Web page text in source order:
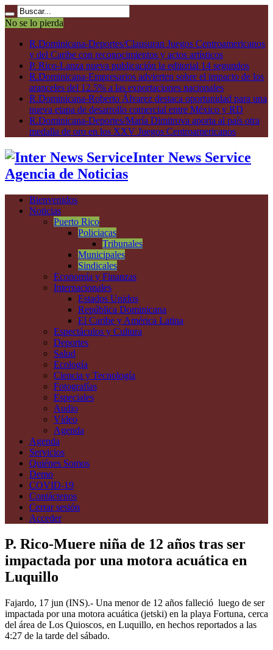
No se lo pierda
R.Dominicana-Deportes/Clausuran Juegos Centroamericanos
y del Caribe con reconocimientos y actos artísticos
P. Rico-Lanza nueva publicación la editorial 14 segundos
R.Dominicana-Empresarios advierten sobre el impacto de los
aranceles del 12.5% a las exportaciones nacionales
R.Dominicana-Roberto Álvarez destaca oportunidad para una
nueva etapa de desarrollo comercial entre México y RD
R.Dominicana-Deportes/María Dimitrova aporta al país otra
medalla de oro en los XXV Juegos Centroamericanos
Inter News Service
Agencia de Noticias
Bienvenidos
Noticias
Puerto Rico
Policiacas
Tribunales
Municipales
Sindicales
Economía y Finanzas
Internacionales
Estados Unidos
República Dominicana
El Caribe y América Latina
Espectáculos y Cultura
Deportes
Salud
Ecología
Ciencia y Tecnología
Fotografías
Especiales
Audio
Vídeo
Agenda
Agenda
Servicios
Quiénes Somos
Demo
COVID-19
Contáctenos
Cerrar sesión
Acceder
P. Rico-Muere niña de 12 años tras ser
impactada por una motora acuática en
Luquillo
Fajardo, 17 jun (INS).- Una menor de 12 años falleció luego de ser
impactada por una motora acuática (jetski) en la playa Fortuna, cerca
del área de Los Quioscos, en Luquillo, en hechos reportados a las
4:27 de la tarde del sábado.